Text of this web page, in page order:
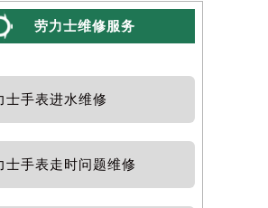
劳力士维修服务
士手表进水维修
士手表走时问题维修